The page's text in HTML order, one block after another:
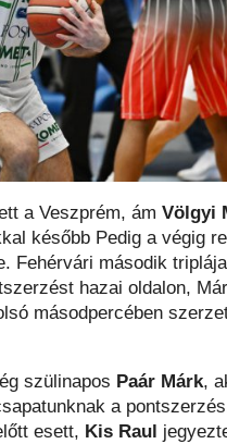
a Veszprém, ám Völgyi
később Pedig a végig
Fehérvári második
hazai oldalon,
másodpercében
szülinapos Paár Márk,
a
esett, Kis Raul